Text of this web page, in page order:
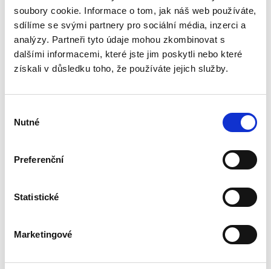
soubory cookie. Informace o tom, jak náš web používáte,
sdílíme se svými partnery pro sociální média, inzerci a
analýzy. Partneři tyto údaje mohou zkombinovat s
dalšími informacemi, které jste jim poskytli nebo které
získali v důsledku toho, že používáte jejich služby.
souhlasu
Nutné
Preferenční
Statistické
Marketingové
Právní institut veřejného užívání se dotýká
našeho každodenního života, aniž si to možná
dostatečně uvědomujeme. Každý z nás téměř
denně užívá pozemní komunikace, byl někdy na
horské túře, prošel...
Právní postavení
Hynek Růžička
první práci, která uceleně a komplexně